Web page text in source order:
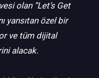
olan “Let’s Get
yansıtan özel bir
ve tüm dijital
alacak.